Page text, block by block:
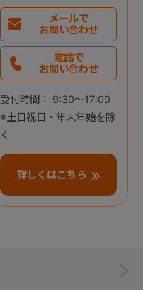
メールで
お問い合わせ
電話で
お問い合わせ
受付時間： 9:30～17:00
※土日祝日・年末年始を除
く
詳しくはこちら